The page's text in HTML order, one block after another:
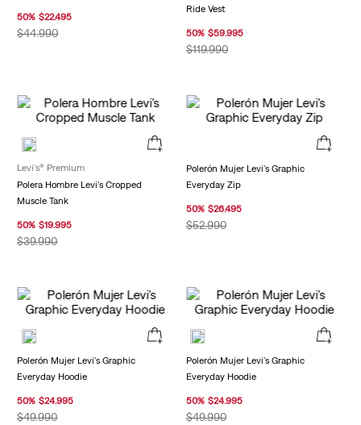
50% $22.495
$44.990
Ride Vest
50% $59.995
$119.990
Levi's® Premium
Polera Hombre Levi's Cropped
Muscle Tank
50% $19.995
$39.990
Polerón Mujer Levi's Graphic
Everyday Zip
50% $26.495
$52.990
Polerón Mujer Levi's Graphic
Everyday Hoodie
50% $24.995
$49.990
Polerón Mujer Levi's Graphic
Everyday Hoodie
50% $24.995
$49.990